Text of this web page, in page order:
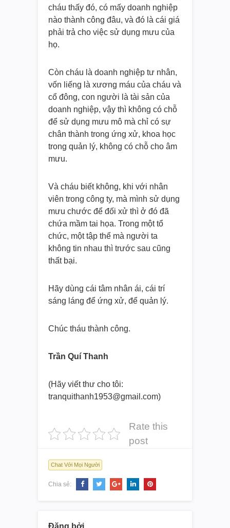
cháu thấy đó, có mấy doanh nghiệp
nào thành công đâu, và đó là cái giá
phải trả cho việc sử dụng mưu của
họ.
Còn cháu là doanh nghiệp tư nhân,
vốn liếng là xương máu của cháu và
cổ đông, con người là tài sản của
doanh nghiệp, vậy thì không có chỗ
để sử dụng mưu mô mà chỉ có sự
chân thành trong ứng xử, khoa học
trong quản lý, không có chỗ cho âm
mưu.
Và cháu biết không, khi với nhân
viên trong công ty, mà mình sử dụng
mưu chước để đối xử thì ở đó đã
chứa mầm tai họa. Trong một tổ
chức, một tập thể mà người ta
không tin nhau thì trước sau cũng
thất bại.
Hãy dùng cái tâm nhân ái, cái trí
sáng láng để ứng xử, để quản lý.
Chúc tháu thành công.
Trần Quí Thanh
(Hãy viết thư cho tôi:
tranquithanh1953@gmail.com)
Rate this
post
Chat Với Mọi Người
Chia sẻ:
Đăng bởi